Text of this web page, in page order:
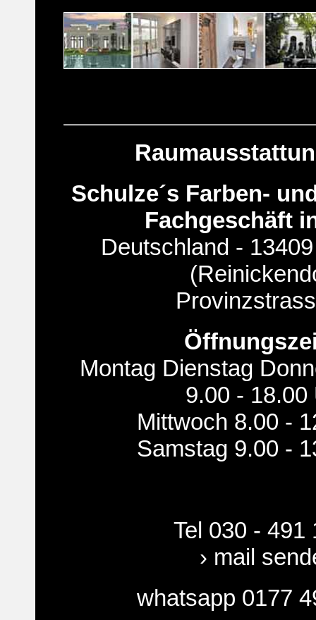
Schulze´s Farben-
Fachgeschäft
Deutschland -
Montag Dienstag
9.00 - 18.00
Mittwoch 8.00 -
Samstag 9.00 -
Tel 030 - 491
› mail
whatsapp 0177